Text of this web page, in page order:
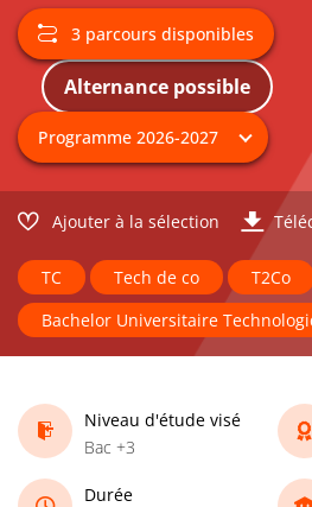
3 parcours disponibles
Alternance possible
Ajouter à la sélection
TC Tech de co
T2Co
Bachelor Universitaire
Niveau d'étude visé
Bac +3
Durée